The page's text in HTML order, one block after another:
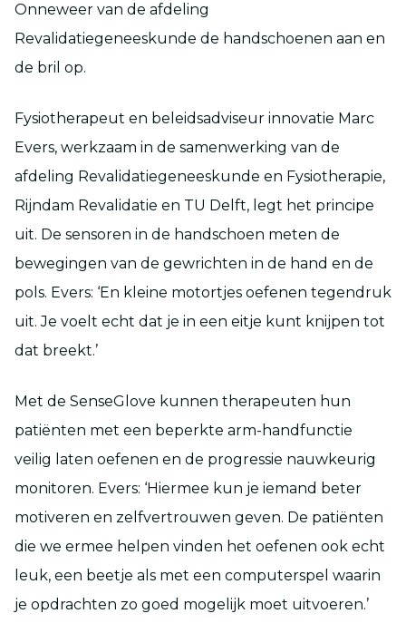
Onneweer van de afdeling
Revalidatiegeneeskunde de handschoenen aan en
de bril op.
Fysiotherapeut en beleidsadviseur innovatie Marc
Evers, werkzaam in de samenwerking van de
afdeling Revalidatiegeneeskunde en Fysiotherapie,
Rijndam Revalidatie en TU Delft, legt het principe
uit. De sensoren in de handschoen meten de
bewegingen van de gewrichten in de hand en de
pols. Evers: ‘En kleine motortjes oefenen tegendruk
uit. Je voelt echt dat je in een eitje kunt knijpen tot
dat breekt.’
Met de SenseGlove kunnen therapeuten hun
patiënten met een beperkte arm-handfunctie
veilig laten oefenen en de progressie nauwkeurig
monitoren. Evers: ‘Hiermee kun je iemand beter
motiveren en zelfvertrouwen geven. De patiënten
die we ermee helpen vinden het oefenen ook echt
leuk, een beetje als met een computerspel waarin
je opdrachten zo goed mogelijk moet uitvoeren.’